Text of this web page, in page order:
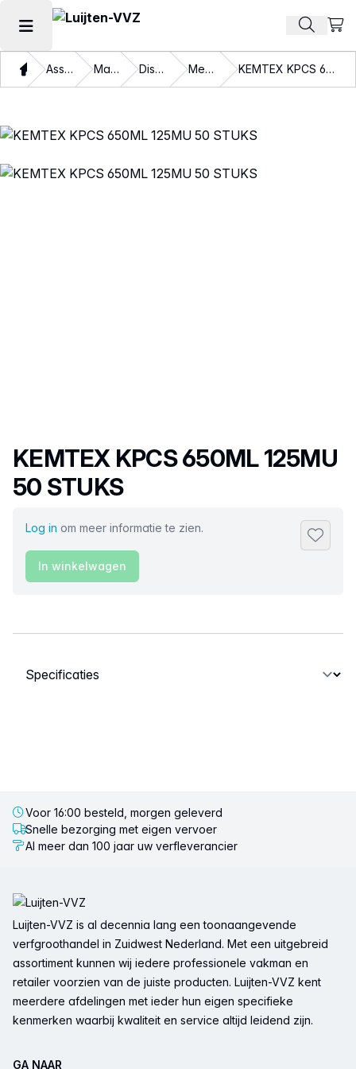
Hoofdmenu openen Zoek
ThuisAssortiment Materialen Disposables Mengbekers KEMTEX KPCS 650ML 125MU 50 STUKS
Productnaam
KEMTEX KPCS 650ML 125MU
50 STUKS
Log in om meer informatie te zien.
In winkelwagen
Selecteer een tabblad
Voor 16:00 besteld, morgen geleverd
Snelle bezorging met eigen vervoer
Al meer dan 100 jaar uw verfleverancier
Luijten-VVZ is al decennia lang een toonaangevende
verfgroothandel in Zuidwest Nederland. Met een uitgebreid
assortiment kunnen wij iedere professionele vakman en
retailer voorzien van de juiste producten. Luijten-VVZ kent
meerdere afdelingen met ieder hun eigen specifieke
kenmerken waarbij kwaliteit en service altijd leidend zijn.
GA NAAR